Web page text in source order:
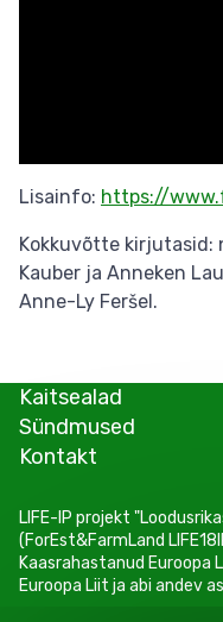
Lisainfo: https://
Kokkuvõtte kirjutasid:
Kauber ja Anneken
Anne-Ly Feršel.
Kaitsealad
Sündmused
Kontakt
LIFE-IP projekt
(ForEst&FarmLand
Kaasrahastanud Euroopa
Euroopa Liit ja abi andev